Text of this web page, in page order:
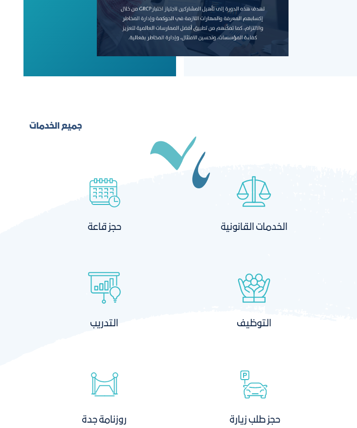
جميع الخدمات
الخدمات القانونية حجز قاعة
التوظيف التدريب
حجز طلب زيارة روزنامة جدة